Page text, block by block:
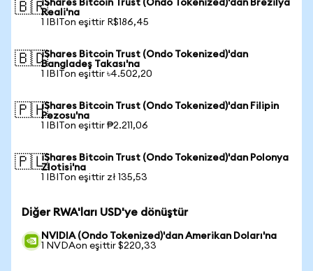
🇧🇷iShares Bitcoin Trust (Ondo Tokenized)'dan Brezilya
Reali'na
1 IBITon eşittir R$186,45
🇧🇩iShares Bitcoin Trust (Ondo Tokenized)'dan
Bangladeş Takası'na
1 IBITon eşittir ৳4.502,20
🇵🇭iShares Bitcoin Trust (Ondo Tokenized)'dan Filipin
Pezosu'na
1 IBITon eşittir ₱2.211,06
🇵🇱iShares Bitcoin Trust (Ondo Tokenized)'dan Polonya
Zlotisi'na
1 IBITon eşittir zł 135,53
Diğer RWA'ları USD'ye dönüştür
NVIDIA (Ondo Tokenized)'dan Amerikan Doları'na
1 NVDAon eşittir $220,33